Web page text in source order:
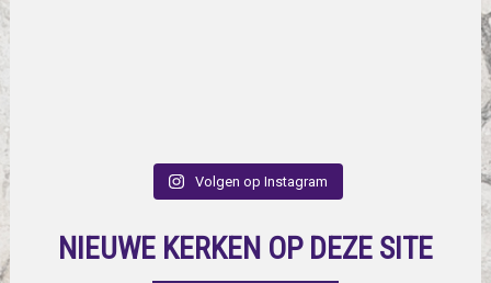
Volgen op Instagram
NIEUWE KERKEN OP DEZE SITE